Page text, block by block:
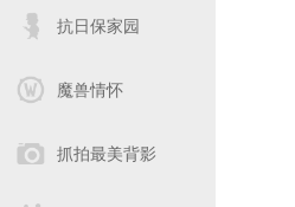
抗日保家园
魔兽情怀
抓拍最美背影